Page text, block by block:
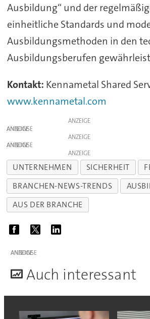
Ausbildung“ und der
einheitliche Standards und
Ausbildungsmethoden in den
Ausbildungsberufen
Kontakt: Kennametal Shared
www.kennametal.com
ANZEIGE
ANZEIGE
ANZEIGE
ANZEIGE
ANZEIGE
UNTERNEHMEN SICHERHEIT
BRANCHEN-NEWS-TRENDS
AUS DER BRANCHE
ANZEIGE
Auch interessant